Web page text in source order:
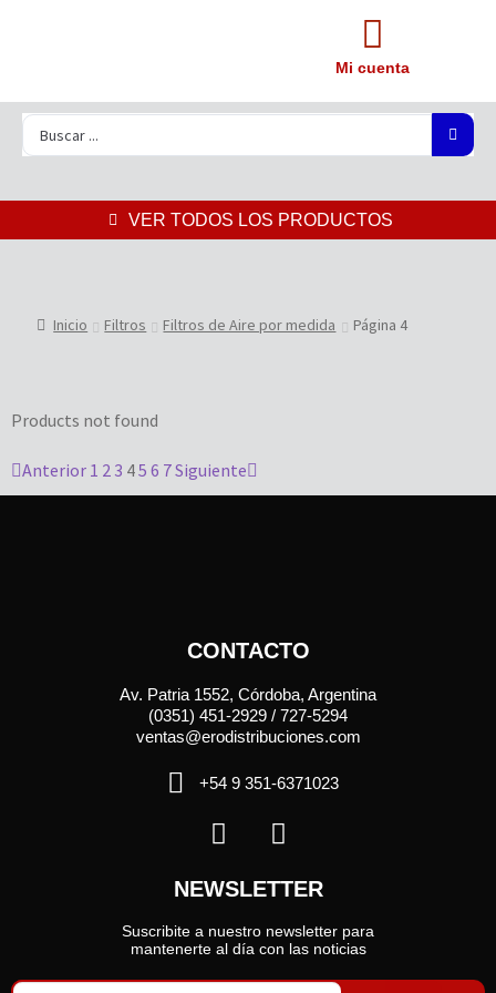
Mi cuenta
VER TODOS LOS PRODUCTOS
Inicio Filtros Filtros de Aire por medida Página 4
Products not found
Anterior 1 2 3 45 6 7Siguiente
CONTACTO
Av. Patria 1552, Córdoba, Argentina
(0351) 451-2929 / 727-5294
ventas@erodistribuciones.com
+54 9 351-6371023
NEWSLETTER
Suscribite a nuestro newsletter para
mantenerte al día con las noticias